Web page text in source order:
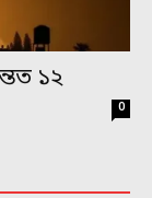
১২
0